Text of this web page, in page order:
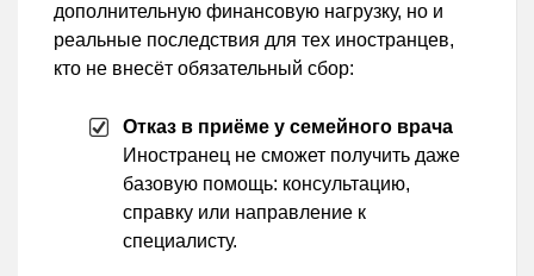
дополнительную финансовую нагрузку, но и
реальные последствия для тех иностранцев,
кто не внесёт обязательный сбор:
Отказ в приёме у семейного врача
Иностранец не сможет получить даже
базовую помощь: консультацию,
справку или направление к
специалисту.